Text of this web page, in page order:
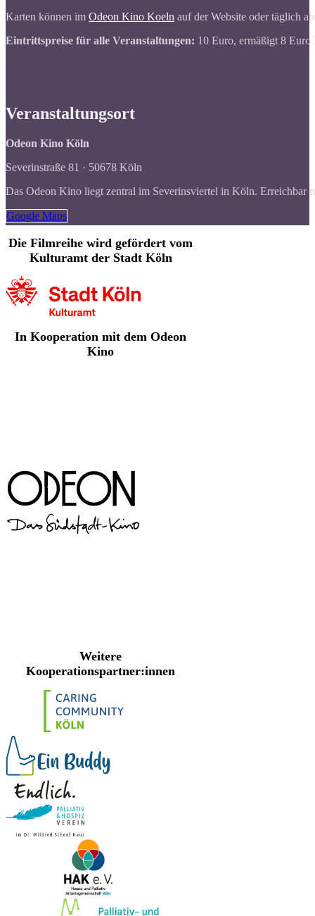
Karten können im Odeon Kino Koeln auf der Website oder täglich
Eintrittspreise für alle Veranstaltungen: 10 Euro, ermäßigt 8
Veranstaltungsort
Odeon Kino Köln
Severinstraße 81 · 50678 Köln
Das Odeon Kino liegt zentral im Severinsviertel in Köln.
Google Maps
Die Filmreihe wird gefördert vom
Kulturamt der Stadt Köln
In Kooperation mit dem Odeon
Kino
Weitere
Kooperationspartner:innen